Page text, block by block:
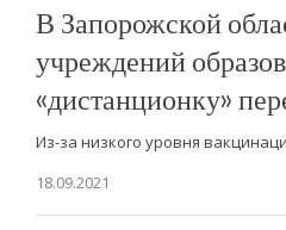
В Запорожской
учреждений
«дистанционку»
Из-за низкого уровня
18.09.2021